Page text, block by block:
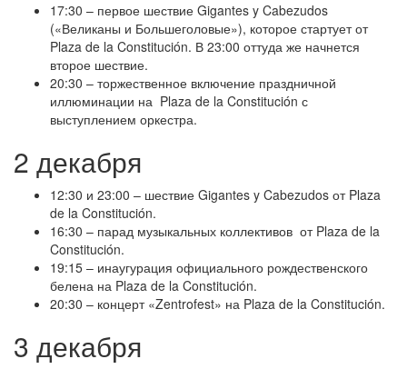
17:30 – первое шествие Gigantes y Cabezudos
(«Великаны и Большеголовые»), которое стартует от
Plaza de la Constitución. В 23:00 оттуда же начнется
второе шествие.
20:30 – торжественное включение праздничной
иллюминации на Plaza de la Constitución с
выступлением оркестра.
2 декабря
12:30 и 23:00 – шествие Gigantes y Cabezudos от Plaza
de la Constitución.
16:30 – парад музыкальных коллективов от Plaza de la
Constitución.
19:15 – инаугурация официального рождественского
белена на Plaza de la Constitución.
20:30 – концерт «Zentrofest» на Plaza de la Constitución.
3 декабря